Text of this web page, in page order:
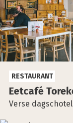
Eet­ca­fé
Verse
RESTAURANT